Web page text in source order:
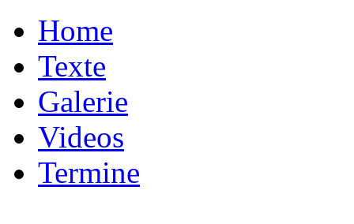
Home
Texte
Galerie
Videos
Termine